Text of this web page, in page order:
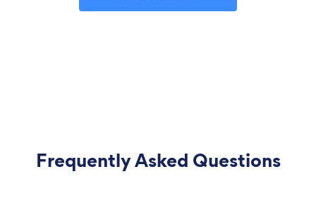
Frequently Asked Questions